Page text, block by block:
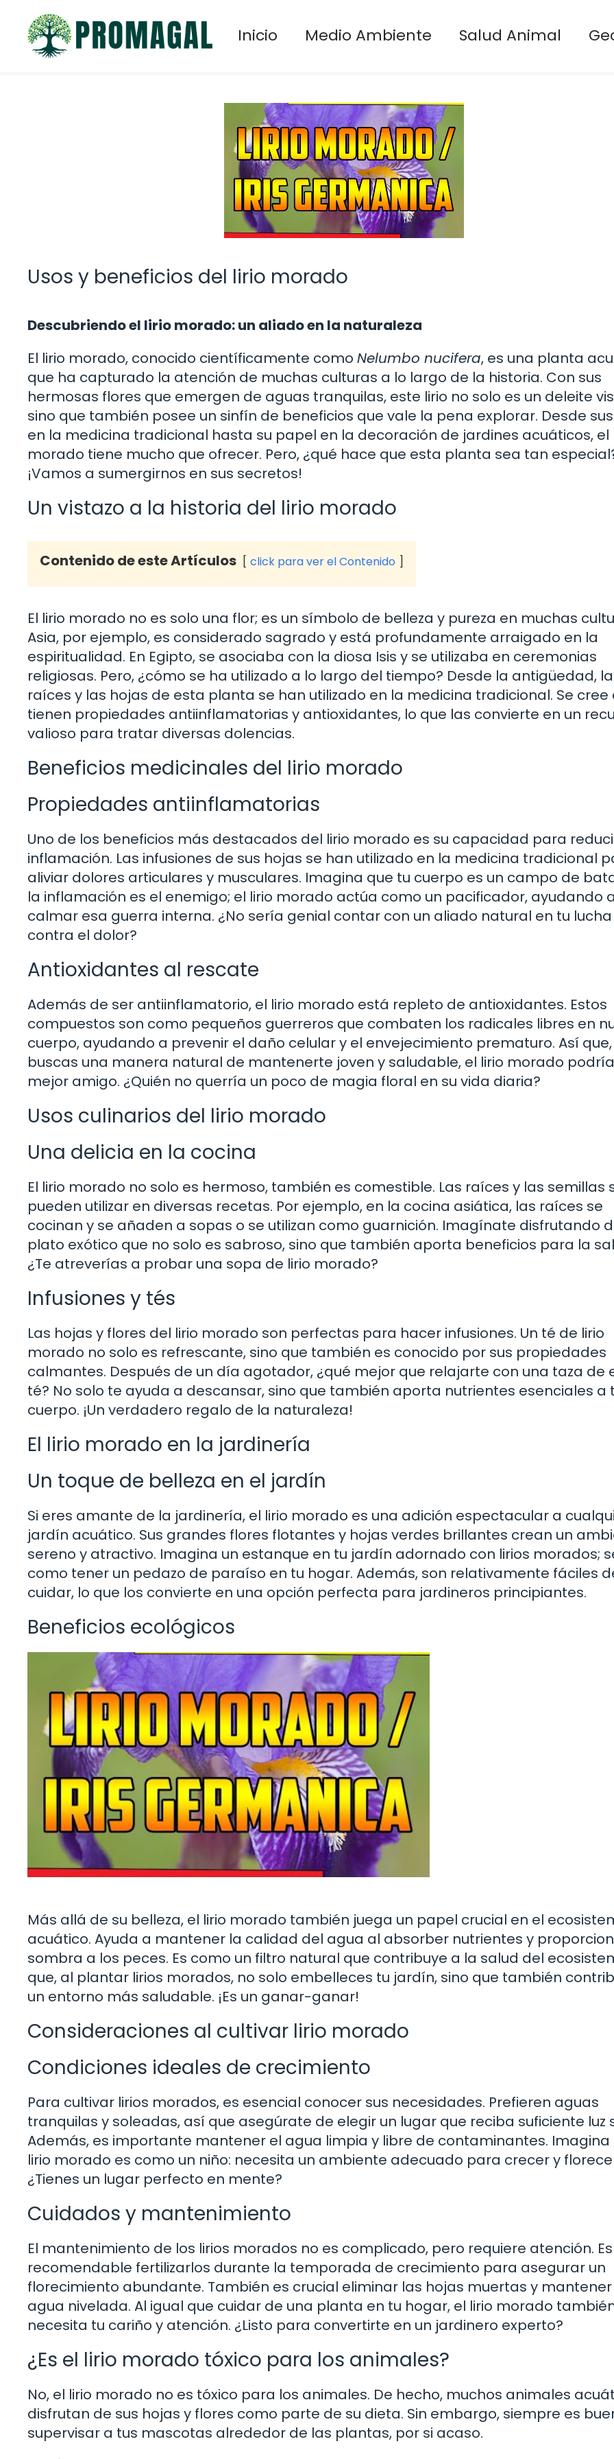
contenido
Inicio Medio Ambiente Salud Animal
Usos y beneficios del lirio morado
Descubriendo el lirio morado: un aliado en la naturaleza
El lirio morado, conocido científicamente como Nelumbo nucifera, es una planta
que ha capturado la atención de muchas culturas a lo largo de la historia. Con sus
hermosas flores que emergen de aguas tranquilas, este lirio no solo es un deleite
sino que también posee un sinfín de beneficios que vale la pena explorar. Desde
en la medicina tradicional hasta su papel en la decoración de jardines acuáticos, el
morado tiene mucho que ofrecer. Pero, ¿qué hace que esta planta sea tan
¡Vamos a sumergirnos en sus secretos!
Un vistazo a la historia del lirio morado
Contenido de este Artículos click para ver el Contenido
El lirio morado no es solo una flor; es un símbolo de belleza y pureza en muchas
Asia, por ejemplo, es considerado sagrado y está profundamente arraigado en la
espiritualidad. En Egipto, se asociaba con la diosa Isis y se utilizaba en ceremonias
religiosas. Pero, ¿cómo se ha utilizado a lo largo del tiempo? Desde la antigüedad,
raíces y las hojas de esta planta se han utilizado en la medicina tradicional. Se cree
tienen propiedades antiinflamatorias y antioxidantes, lo que las convierte en un
valioso para tratar diversas dolencias.
Beneficios medicinales del lirio morado
Propiedades antiinflamatorias
Uno de los beneficios más destacados del lirio morado es su capacidad para
inflamación. Las infusiones de sus hojas se han utilizado en la medicina tradicional
aliviar dolores articulares y musculares. Imagina que tu cuerpo es un campo de
la inflamación es el enemigo; el lirio morado actúa como un pacificador, ayudando a
calmar esa guerra interna. ¿No sería genial contar con un aliado natural en tu lucha
contra el dolor?
Antioxidantes al rescate
Además de ser antiinflamatorio, el lirio morado está repleto de antioxidantes. Estos
compuestos son como pequeños guerreros que combaten los radicales libres en
cuerpo, ayudando a prevenir el daño celular y el envejecimiento prematuro. Así que,
buscas una manera natural de mantenerte joven y saludable, el lirio morado
mejor amigo. ¿Quién no querría un poco de magia floral en su vida diaria?
Usos culinarios del lirio morado
Una delicia en la cocina
El lirio morado no solo es hermoso, también es comestible. Las raíces y las semillas
pueden utilizar en diversas recetas. Por ejemplo, en la cocina asiática, las raíces se
cocinan y se añaden a sopas o se utilizan como guarnición. Imagínate disfrutando
plato exótico que no solo es sabroso, sino que también aporta beneficios para la
¿Te atreverías a probar una sopa de lirio morado?
Infusiones y tés
Las hojas y flores del lirio morado son perfectas para hacer infusiones. Un té de lirio
morado no solo es refrescante, sino que también es conocido por sus propiedades
calmantes. Después de un día agotador, ¿qué mejor que relajarte con una taza de
té? No solo te ayuda a descansar, sino que también aporta nutrientes esenciales a
cuerpo. ¡Un verdadero regalo de la naturaleza!
El lirio morado en la jardinería
Un toque de belleza en el jardín
Si eres amante de la jardinería, el lirio morado es una adición espectacular a
jardín acuático. Sus grandes flores flotantes y hojas verdes brillantes crean un
sereno y atractivo. Imagina un estanque en tu jardín adornado con lirios morados;
como tener un pedazo de paraíso en tu hogar. Además, son relativamente fáciles
cuidar, lo que los convierte en una opción perfecta para jardineros principiantes.
Beneficios ecológicos
Más allá de su belleza, el lirio morado también juega un papel crucial en el
acuático. Ayuda a mantener la calidad del agua al absorber nutrientes y
sombra a los peces. Es como un filtro natural que contribuye a la salud del
que, al plantar lirios morados, no solo embelleces tu jardín, sino que también
un entorno más saludable. ¡Es un ganar-ganar!
Consideraciones al cultivar lirio morado
Condiciones ideales de crecimiento
Para cultivar lirios morados, es esencial conocer sus necesidades. Prefieren aguas
tranquilas y soleadas, así que asegúrate de elegir un lugar que reciba suficiente luz
Además, es importante mantener el agua limpia y libre de contaminantes. Imagina
lirio morado es como un niño: necesita un ambiente adecuado para crecer y
¿Tienes un lugar perfecto en mente?
Cuidados y mantenimiento
El mantenimiento de los lirios morados no es complicado, pero requiere atención. Es
recomendable fertilizarlos durante la temporada de crecimiento para asegurar un
florecimiento abundante. También es crucial eliminar las hojas muertas y mantener
agua nivelada. Al igual que cuidar de una planta en tu hogar, el lirio morado
necesita tu cariño y atención. ¿Listo para convertirte en un jardinero experto?
¿Es el lirio morado tóxico para los animales?
No, el lirio morado no es tóxico para los animales. De hecho, muchos animales
disfrutan de sus hojas y flores como parte de su dieta. Sin embargo, siempre es
supervisar a tus mascotas alrededor de las plantas, por si acaso.